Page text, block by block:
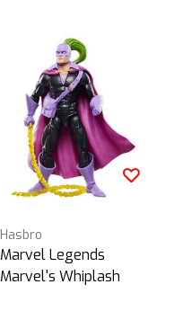
Hasbro
Marvel Legends
Marvel's Whiplash